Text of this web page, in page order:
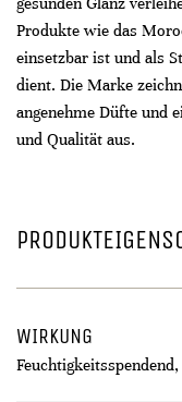
Produkte wie das
einsetzbar ist und als
dient. Die Marke
angenehme Düfte und
und Qualität aus.
WIRKUNG